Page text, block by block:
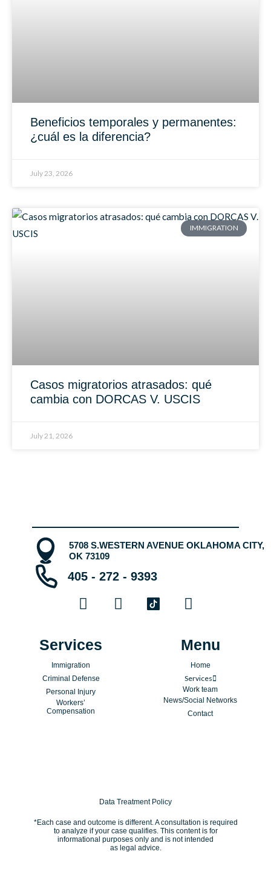
Beneficios temporales y permanentes:
¿cuál es la diferencia?
July 23, 2026
IMMIGRATION
Casos migratorios atrasados: qué
cambia con DORCAS V. USCIS
July 21, 2026
5708 S.WESTERN AVENUE OKLAHOMA CITY,
OK 73109
405 - 272 - 9393
F
a
e
b
o
o
k
Y
o
I
n
t
a
g
r
a
m
Services
Immigration
Criminal Defense
Personal Injury
Workers’
Compensation
Menu
Home
Services
Work team
News/Social Networks
Contact
Data Treatment Policy
*Each case and outcome is different. A consultation is required
to analyze if your case qualifies. This content is for
informational purposes only and is not intended
as legal advice.